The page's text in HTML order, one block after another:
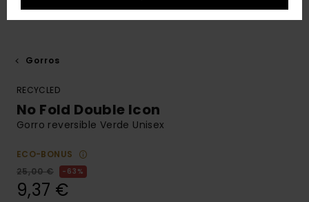
Gorros
RECYCLED
No Fold Double Icon
Gorro reversible Verde Unisex
ECO-BONUS
25,00 €
63%
9,37 €